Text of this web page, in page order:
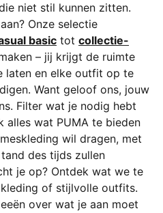
niet stil kunnen zitten.
Onze selectie
basic tot collectie-
– jij krijgt de ruimte
laten en elke outfit op te
Want geloof ons, jouw
Filter wat je nodig hebt
alles wat PUMA te bieden
wil dragen, met
des tijds zullen
je op? Ontdek wat we te
of stijlvolle outfits.
over wat je aan moet